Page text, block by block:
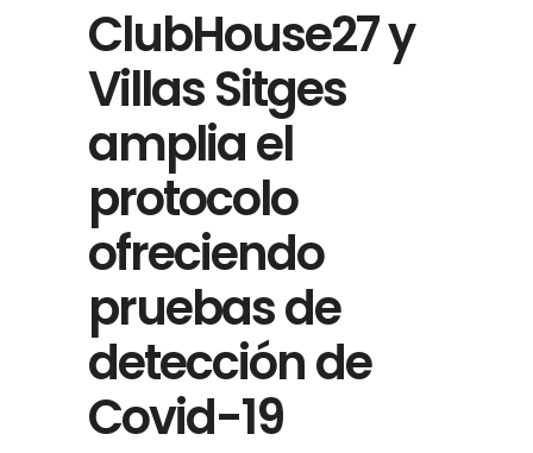
ClubHouse27 y
Villas Sitges
amplia el
protocolo
ofreciendo
pruebas de
detección de
Covid-19